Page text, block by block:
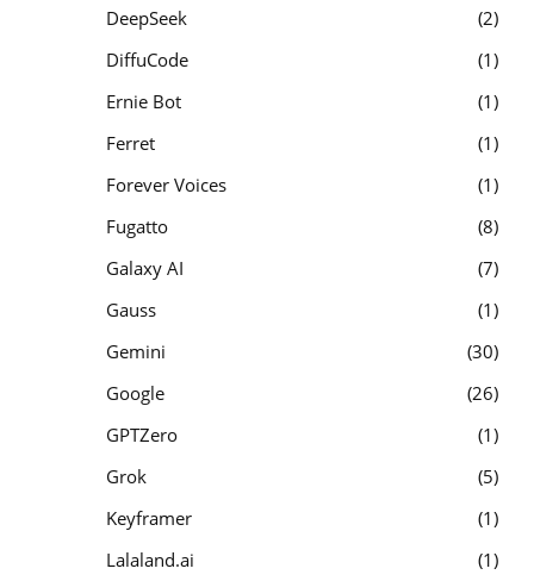
DeepSeek
2
DiffuCode
1
Ernie Bot
1
Ferret
1
Forever Voices
1
Fugatto
8
Galaxy AI
7
Gauss
1
Gemini
30
Google
26
GPTZero
1
Grok
5
Keyframer
1
Lalaland.ai
1